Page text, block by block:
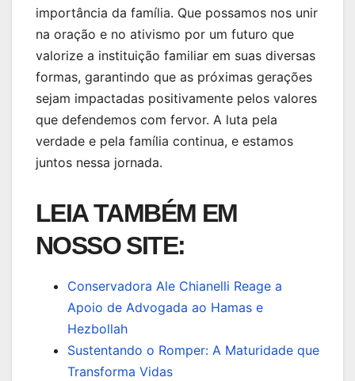
importância da família. Que possamos nos unir
na oração e no ativismo por um futuro que
valorize a instituição familiar em suas diversas
formas, garantindo que as próximas gerações
sejam impactadas positivamente pelos valores
que defendemos com fervor. A luta pela
verdade e pela família continua, e estamos
juntos nessa jornada.
LEIA TAMBÉM EM
NOSSO SITE:
Conservadora Ale Chianelli Reage a
Apoio de Advogada ao Hamas e
Hezbollah
Sustentando o Romper: A Maturidade que
Transforma Vidas